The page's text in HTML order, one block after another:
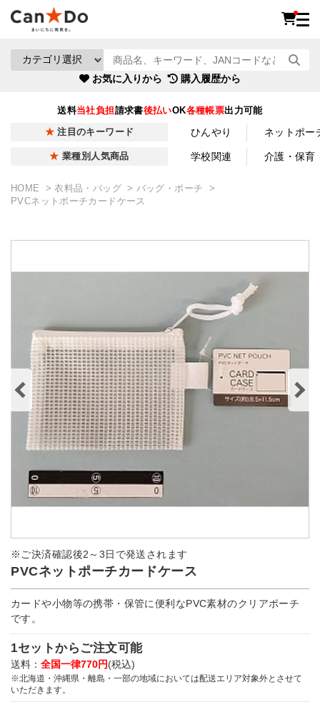
お気に入りから 購入履歴から
送料当社負担請求書後払いOK各種帳票出力可能
注目のキーワード ひんやり ネットポー
業種別人気商品 学校関連 介護・保育
HOME 衣料品・バッグ
バッグ・ポーチ
PVCネットポーチカードケース
※ご決済確認後2～3日で発送されます
PVCネットポーチカードケース
カードや小物等の携帯・保管に便利なPVC素材のクリアポーチ
です。
1セットからご注文可能
送料： 全国一律770円(税込)
※北海道・沖縄県・離島・一部の地域においては配送エリア対象外とさせて
いただきます。